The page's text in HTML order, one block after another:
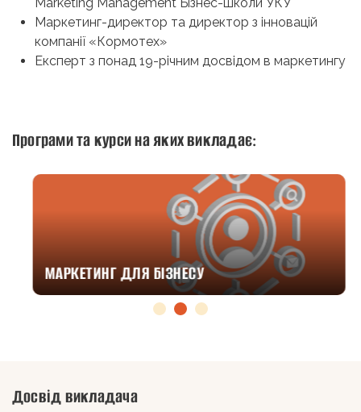
Маркетинг-директор та директор з інновацій
компанії «Кормотех»
Експерт з понад 19-річним досвідом в маркетингу
Програми та курси на яких викладає:
МАРКЕТИНГ ДЛЯ БІЗНЕСУ
Досвід викладача